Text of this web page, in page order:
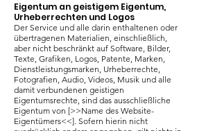
Eigentum an geistigem Eigentum,
Urheberrechten und Logos
Der Service und alle darin enthaltenen oder
übertragenen Materialien, einschließlich,
aber nicht beschränkt auf Software, Bilder,
Texte, Grafiken, Logos, Patente, Marken,
Dienstleistungsmarken, Urheberrechte,
Fotografien, Audio, Videos, Musik und alle
damit verbundenen geistigen
Eigentumsrechte, sind das ausschließliche
Eigentum von [>>Name des Website-
Eigentümers<<]. Sofern hierin nicht